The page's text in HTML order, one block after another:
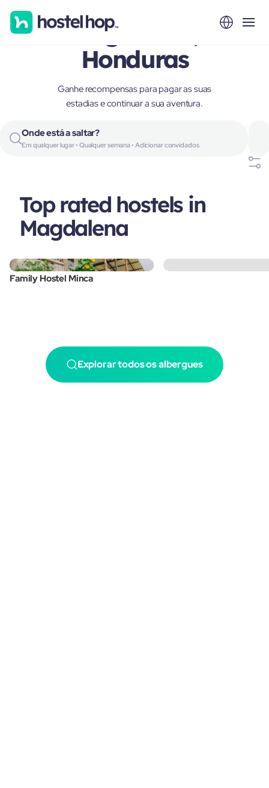
Magdalena,
Honduras
Ganhe recompensas para pagar as suas
estadias e continuar a sua aventura.
Onde está a saltar?
Em qualquer lugar • Qualquer semana • Adicionar convidados
Top rated hostels in
Magdalena
Family Hostel Minca
Explorar todos os albergues